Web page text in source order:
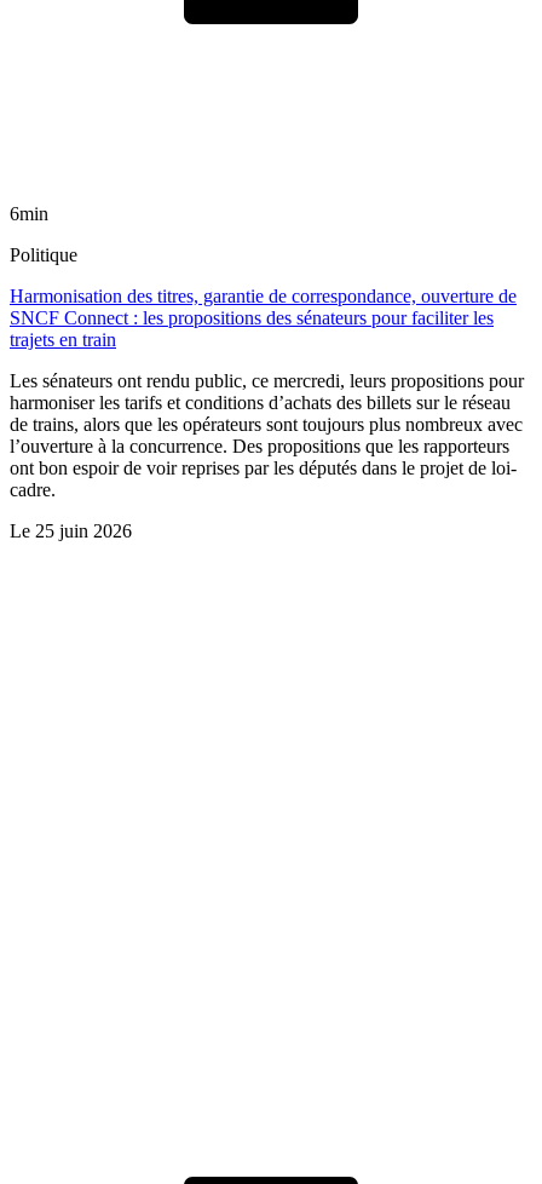
6min
Politique
Harmonisation des titres, garantie de correspondance, ouverture de
SNCF Connect : les propositions des sénateurs pour faciliter les
trajets en train
Les sénateurs ont rendu public, ce mercredi, leurs propositions pour
harmoniser les tarifs et conditions d’achats des billets sur le réseau
de trains, alors que les opérateurs sont toujours plus nombreux avec
l’ouverture à la concurrence. Des propositions que les rapporteurs
ont bon espoir de voir reprises par les députés dans le projet de loi-
cadre.
Le 25 juin 2026